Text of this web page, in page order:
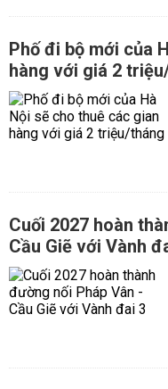
Phố đi bộ mới của
hàng với giá 2
Cuối 2027 hoàn
Cầu Giẽ với Vành